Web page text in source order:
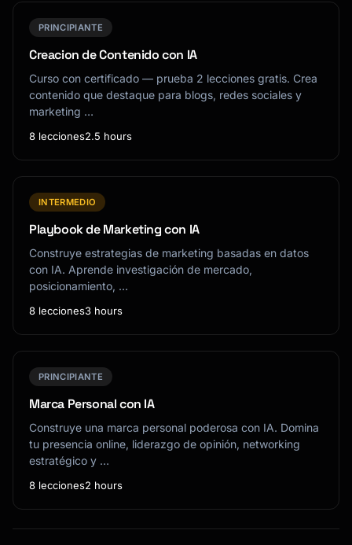
PRINCIPIANTE
Creacion de Contenido con IA
Curso con certificado — prueba 2 lecciones gratis. Crea
contenido que destaque para blogs, redes sociales y
marketing …
8 lecciones2.5 hours
INTERMEDIO
Playbook de Marketing con IA
Construye estrategias de marketing basadas en datos
con IA. Aprende investigación de mercado,
posicionamiento, …
8 lecciones3 hours
PRINCIPIANTE
Marca Personal con IA
Construye una marca personal poderosa con IA. Domina
tu presencia online, liderazgo de opinión, networking
estratégico y …
8 lecciones2 hours